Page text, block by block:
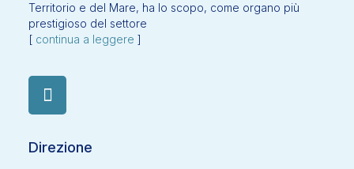
Territorio e del Mare, ha lo scopo, come organo più
prestigioso del settore
[ continua a leggere ]
Direzione